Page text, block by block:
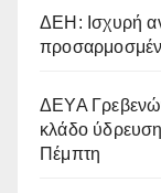
ΔΕΗ: Ισχυρή
ΔΕΥΑ
κλάδο
Πέμπτη